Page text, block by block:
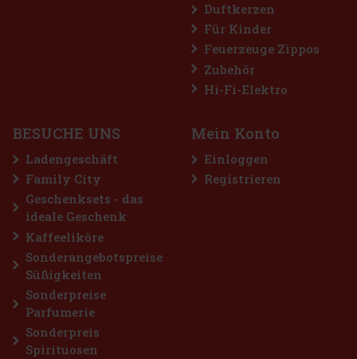
Lattafa Qaed Al Fursan Unlimited EdP 90 ml
Lattafa Qaed Al Fursan Unlimited ist ein Unisex-Eau de Parfum, das
frische Zitrus- und tropische Noten mit zarter blumiger Eleganz
und einer warmen, pudrigen Basis verbindet. Das Ergebnis ist ein
Duftkerzen
Für Kinder
Feuerzeuge Zippos
Zubehör
Hi-Fi-Elektro
BESUCHE UNS
Ladengeschäft
Family City
Geschenksets - das
ideale Geschenk
Kaffeeliköre
Sonderangebotspreise
Süßigkeiten
Sonderpreise
Parfumerie
Sonderpreis
Spirituosen
Mein Konto
Einloggen
Registrieren